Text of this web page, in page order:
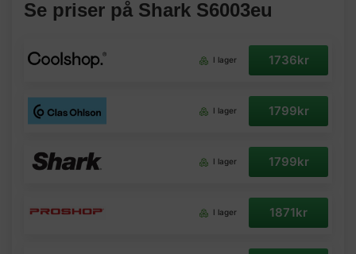
Se priser på Shark S6003eu
I lager 1736kr
I lager 1799kr
I lager 1799kr
I lager 1871kr